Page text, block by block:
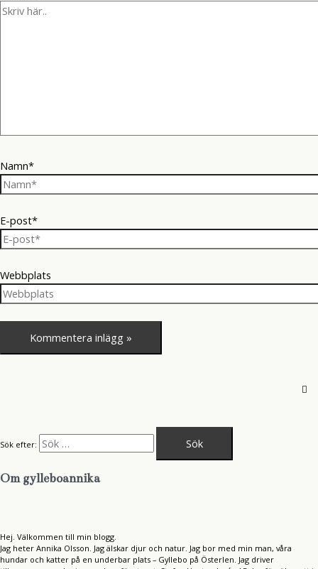
Namn*
E-post*
Webbplats
Sök efter:
Om gylleboannika
Hej. Välkommen till min blogg.
Jag heter Annika Olsson. Jag älskar djur och natur. Jag bor med min man, våra
hundar och katter på en underbar plats – Gyllebo på Österlen. Jag driver